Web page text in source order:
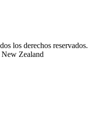
los derechos reservados.
Zealand